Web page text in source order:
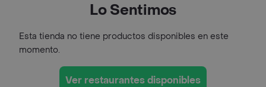
Lo Sentimos
Esta tienda no tiene productos disponibles en este
momento.
Ver restaurantes disponibles